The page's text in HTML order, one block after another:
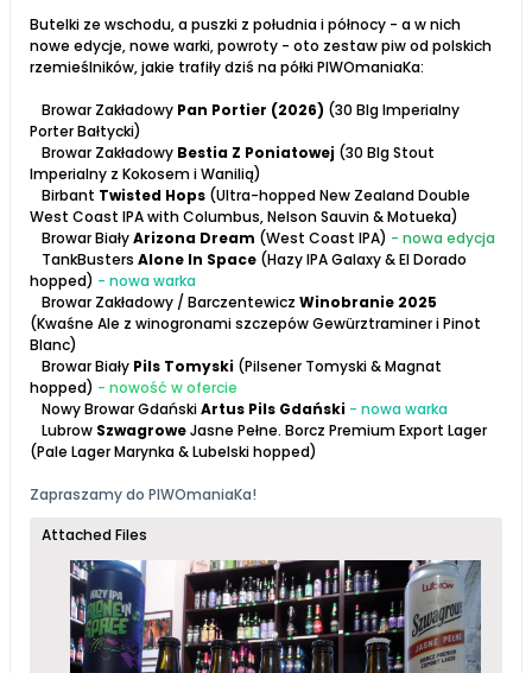
Butelki ze wschodu, a puszki z południa i północy - a w nich
nowe edycje, nowe warki, powroty - oto zestaw piw od polskich
rzemieślników, jakie trafiły dziś na półki PIWOmaniaKa:
Browar Zakładowy Pan Portier (2026) (30 Blg Imperialny
Porter Bałtycki)
Browar Zakładowy Bestia Z Poniatowej (30 Blg Stout
Imperialny z Kokosem i Wanilią)
Birbant Twisted Hops (Ultra-hopped New Zealand Double
West Coast IPA with Columbus, Nelson Sauvin & Motueka)
Browar BiałyArizona Dream (West Coast IPA) - nowa edycja
TankBusters Alone In Space (Hazy IPA Galaxy & El Dorado
hopped) - nowa warka
Browar Zakładowy / Barczentewicz Winobranie 2025
(Kwaśne Ale z winogronami szczepów Gewürztraminer i Pinot
Blanc)
Browar Biały Pils Tomyski (Pilsener Tomyski & Magnat
hopped) - nowość w ofercie
Nowy Browar GdańskiArtus Pils Gdański - nowa warka
Lubrow SzwagroweJasne Pełne. Borcz Premium Export Lager
(Pale Lager Marynka & Lubelski hopped)
Zapraszamy do PIWOmaniaKa!
Attached Files